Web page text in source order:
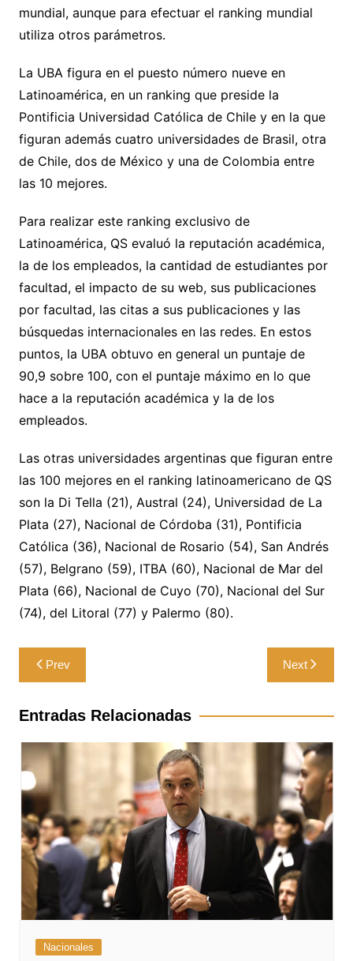
mundial, aunque para efectuar el ranking mundial
utiliza otros parámetros.
La UBA figura en el puesto número nueve en
Latinoamérica, en un ranking que preside la
Pontificia Universidad Católica de Chile y en la que
figuran además cuatro universidades de Brasil, otra
de Chile, dos de México y una de Colombia entre
las 10 mejores.
Para realizar este ranking exclusivo de
Latinoamérica, QS evaluó la reputación académica,
la de los empleados, la cantidad de estudiantes por
facultad, el impacto de su web, sus publicaciones
por facultad, las citas a sus publicaciones y las
búsquedas internacionales en las redes. En estos
puntos, la UBA obtuvo en general un puntaje de
90,9 sobre 100, con el puntaje máximo en lo que
hace a la reputación académica y la de los
empleados.
Las otras universidades argentinas que figuran entre
las 100 mejores en el ranking latinoamericano de QS
son la Di Tella (21), Austral (24), Universidad de La
Plata (27), Nacional de Córdoba (31), Pontificia
Católica (36), Nacional de Rosario (54), San Andrés
(57), Belgrano (59), ITBA (60), Nacional de Mar del
Plata (66), Nacional de Cuyo (70), Nacional del Sur
(74), del Litoral (77) y Palermo (80).
Navegación
de
entradas
Prev Next
Entradas Relacionadas
Nacionales